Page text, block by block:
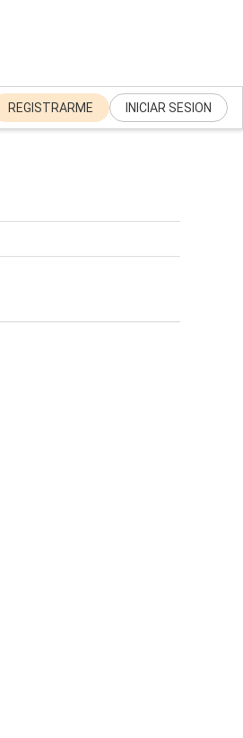
REGISTRARME INICIAR SESION